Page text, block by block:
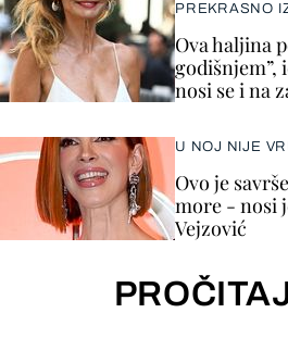
PREKRASNO
Ova haljina
godišnjem”,
nosi se i na
U NOJ NIJE
Ovo je
more - nosi
Vejzović